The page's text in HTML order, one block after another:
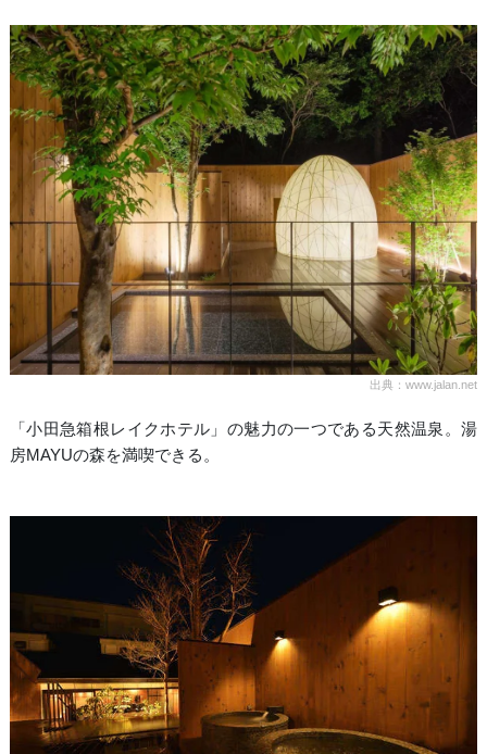
出典：www.jalan.net
「小田急箱根レイクホテル」の魅力の一つである天然温泉。湯
房MAYUの森を満喫できる。